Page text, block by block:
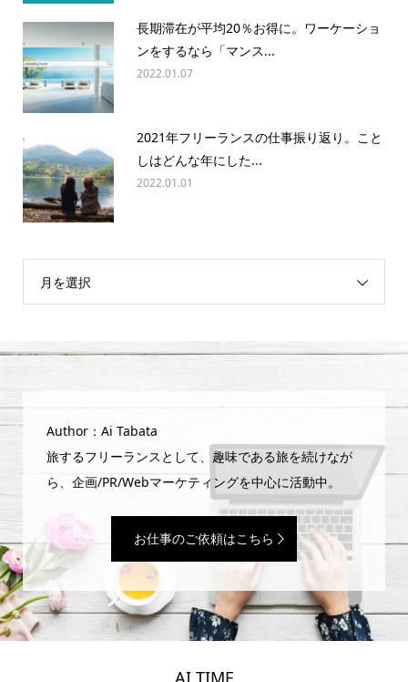
長期滞在が平均20％お得に。ワーケーショ
ンをするなら「マンス...
2022.01.07
2021年フリーランスの仕事振り返り。こと
しはどんな年にした...
2022.01.01
月を選択
Author：Ai Tabata
旅するフリーランスとして、趣味である旅を続けなが
ら、企画/PR/Webマーケティングを中心に活動中。
お仕事のご依頼はこちら
AI TIME